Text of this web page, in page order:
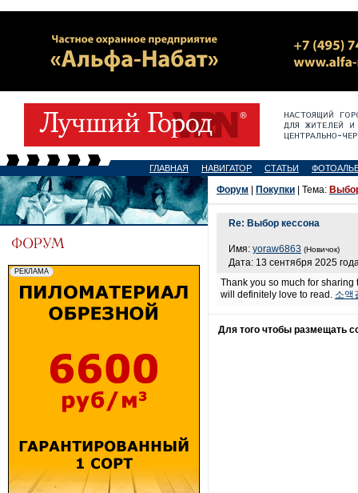
ГЛАВНАЯ НАВИГАТОР СТАТЬИ
Форум Покупки | Тема:
Re: Выбор кессона
Имя: yoraw6863 (Новичок)
Дата: 13 сентября 2025
Thank you so much for
will definitely love to read. 소액
Для того чтобы размещать